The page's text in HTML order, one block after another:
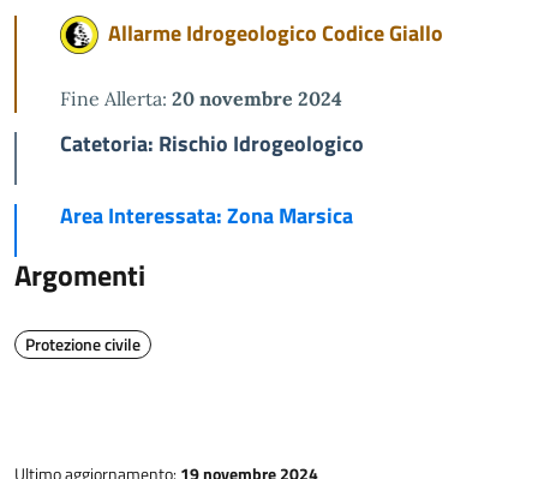
Allarme Idrogeologico Codice Giallo
Fine Allerta: 20 novembre 2024
Catetoria: Rischio Idrogeologico
Area Interessata: Zona Marsica
Argomenti
Protezione civile